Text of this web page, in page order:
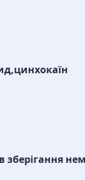
зберігання